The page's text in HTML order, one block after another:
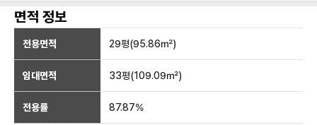
면적 정보
전용면적 29평(95.86㎡)
임대면적 33평(109.09㎡)
전용률 87.87%